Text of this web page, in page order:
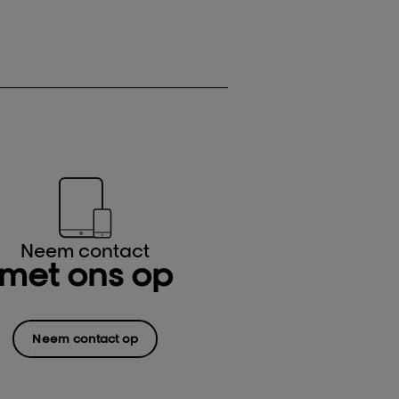
Neem contact
met ons op
Neem contact op